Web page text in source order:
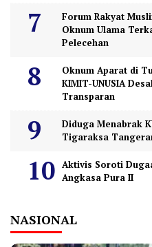
Forum Rakyat
Oknum Ulama
Pelecehan
Oknum Aparat di
KIMIT-UNUSIA
Transparan
Diduga Menabrak
Tigaraksa
Aktivis Soroti
Angkasa Pura II
NASIONAL